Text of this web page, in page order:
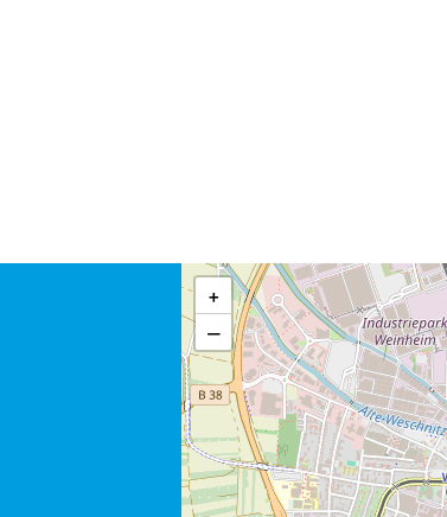
+
−